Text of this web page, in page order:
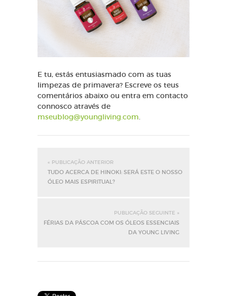
E tu, estás entusiasmado com as tuas
limpezas de primavera? Escreve os teus
comentários abaixo ou entra em contacto
connosco através de
mseublog@youngliving.com.
« PUBLICAÇÃO ANTERIOR
TUDO ACERCA DE HINOKI: SERÁ ESTE O NOSSO
ÓLEO MAIS ESPIRITUAL?
PUBLICAÇÃO SEGUINTE »
FÉRIAS DA PÁSCOA COM OS ÓLEOS ESSENCIAIS
DA YOUNG LIVING